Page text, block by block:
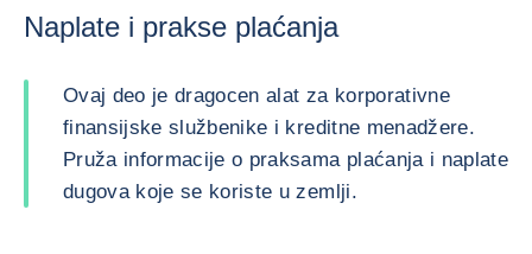
Naplate i prakse plaćanja
Ovaj deo je dragocen alat za korporativne
finansijske službenike i kreditne menadžere.
Pruža informacije o praksama plaćanja i naplate
dugova koje se koriste u zemlji.